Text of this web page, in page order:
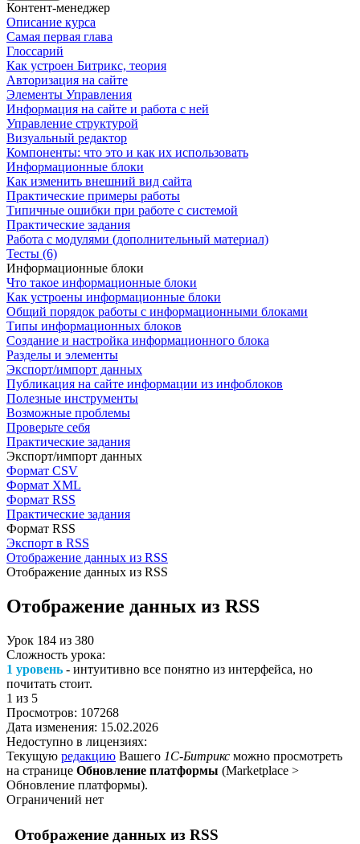
Контент-менеджер
Описание курса
Самая первая глава
Глоссарий
Как устроен Битрикс, теория
Авторизация на сайте
Элементы Управления
Информация на сайте и работа с ней
Управление структурой
Визуальный редактор
Компоненты: что это и как их использовать
Информационные блоки
Как изменить внешний вид сайта
Практические примеры работы
Типичные ошибки при работе с системой
Практические задания
Работа с модулями (дополнительный материал)
Тесты (6)
Информационные блоки
Что такое информационные блоки
Как устроены информационные блоки
Общий порядок работы с информационными блоками
Типы информационных блоков
Создание и настройка информационного блока
Разделы и элементы
Экспорт/импорт данных
Публикация на сайте информации из инфоблоков
Полезные инструменты
Возможные проблемы
Проверьте себя
Практические задания
Экспорт/импорт данных
Формат CSV
Формат XML
Формат RSS
Практические задания
Формат RSS
Экспорт в RSS
Отображение данных из RSS
Отображение данных из RSS
Отображение данных из RSS
Урок 184 из 380
Сложность урока:
1 уровень - интуитивно все понятно из интерфейса, но
почитать стоит.
1 из 5
Просмотров: 107268
Дата изменения: 15.02.2026
Недоступно в лицензиях:
Текущую редакцию Вашего 1С-Битрикс можно просмотреть
на странице Обновление платформы (Marketplace >
Обновление платформы).
Ограничений нет
Отображение данных из RSS